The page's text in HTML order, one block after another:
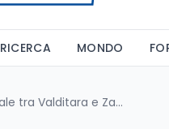
RICERCA MONDO
Bilaterale tra Valditara e Zacharaki ad Atene: intesa su AI e formazione